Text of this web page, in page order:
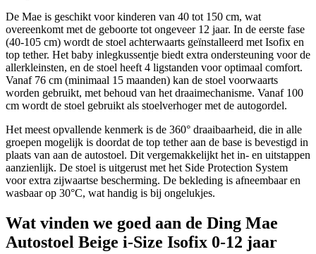
De Mae is geschikt voor kinderen van 40 tot 150 cm, wat
overeenkomt met de geboorte tot ongeveer 12 jaar. In de eerste fase
(40-105 cm) wordt de stoel achterwaarts geïnstalleerd met Isofix en
top tether. Het baby inlegkussentje biedt extra ondersteuning voor de
allerkleinsten, en de stoel heeft 4 ligstanden voor optimaal comfort.
Vanaf 76 cm (minimaal 15 maanden) kan de stoel voorwaarts
worden gebruikt, met behoud van het draaimechanisme. Vanaf 100
cm wordt de stoel gebruikt als stoelverhoger met de autogordel.
Het meest opvallende kenmerk is de 360° draaibaarheid, die in alle
groepen mogelijk is doordat de top tether aan de base is bevestigd in
plaats van aan de autostoel. Dit vergemakkelijkt het in- en uitstappen
aanzienlijk. De stoel is uitgerust met het Side Protection System
voor extra zijwaartse bescherming. De bekleding is afneembaar en
wasbaar op 30°C, wat handig is bij ongelukjes.
Wat vinden we goed aan de Ding Mae
Autostoel Beige i-Size Isofix 0-12 jaar